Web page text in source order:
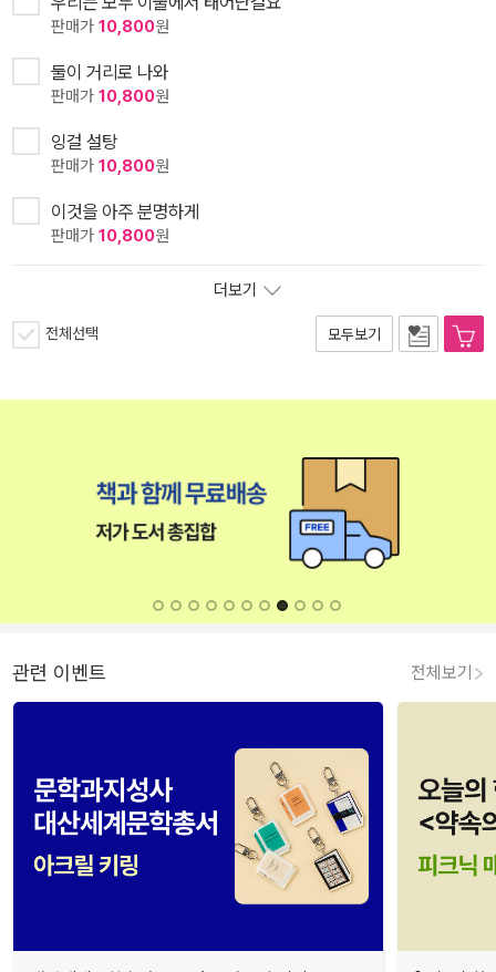
판매가 10,800원
둘이 거리로 나와
판매가 10,800원
잉걸 설탕
판매가 10,800원
이것을 아주 분명하게
판매가 10,800원
더보기
전체선택 모두보기
관련 이벤트 전체보기